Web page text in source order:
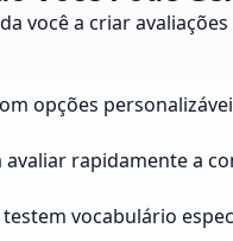
você a criar
opções
rapidamente a
vocabulário